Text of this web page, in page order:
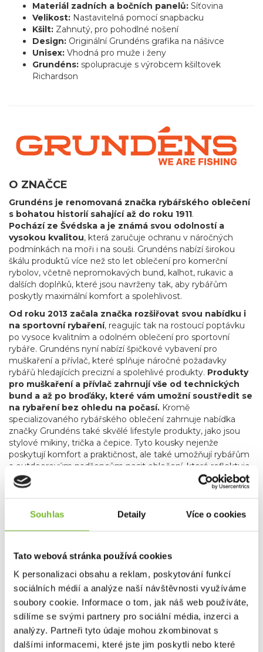
Souhlas Detaily Více o cookies
Tato webová stránka používá cookies
K personalizaci obsahu a reklam, poskytování funkcí
sociálních médií a analýze naší návštěvnosti využíváme
soubory cookie. Informace o tom, jak náš web používáte,
sdílíme se svými partnery pro sociální média, inzerci a
analýzy. Partneři tyto údaje mohou zkombinovat s
dalšími informacemi, které jste jim poskytli nebo které
Materiál zadních a bočních panelů: Síťovina
Velikost: Nastavitelná pomocí snapbacku
Kšilt: Zahnutý, pro pohodlné nošení
Design: Originální Grundéns grafika na nášivce
Unisex: Vhodná pro muže i ženy
Grundéns: spolupracuje s výrobcem kšiltovek
Richardson
O ZNAČCE
Grundéns je renomovaná značka rybářského oblečení
s bohatou historií sahající až do roku 1911.
Pochází ze Švédska a je známá svou odolností a
vysokou kvalitou, která zaručuje ochranu v náročných
podmínkách na moři i na souši. Grundéns nabízí širokou
škálu produktů více než sto let oblečení pro komerční
rybolov, včetně nepromokavých bund, kalhot, rukavic a
dalších doplňků, které jsou navrženy tak, aby rybářům
poskytly maximální komfort a spolehlivost.
Od roku 2013 začala značka rozšiřovat svou nabídku i
na sportovní rybaření, reagujíc tak na rostoucí poptávku
po vysoce kvalitním a odolném oblečení pro sportovní
rybáře. Grundéns nyní nabízí špičkové vybavení pro
muškaření a přívlač, které splňuje náročné požadavky
rybářů hledajících precizní a spolehlivé produkty. Produkty
pro muškaření a přívlač zahrnují vše od technických
bund a až po broďáky, které vám umožní soustředit se
na rybaření bez ohledu na počasí. Kromě
specializovaného rybářského oblečení zahrnuje nabídka
značky Grundéns také skvělé lifestyle produkty, jako jsou
stylové mikiny, trička a čepice. Tyto kousky nejenže
poskytují komfort a praktičnost, ale také umožňují rybářům
a outdoorovým nadšencům nosit oblečení, které reflektuje
jejich vášeň pro rybaření i v běžném životě.
volbou profesionálních i sportovních rybářů po celém
světě.Bez ohledu na to, zda jste na vodě nebo trávíte čas
suchu, teple a stylu. Přidejte se k tisícům spokojených
nejlepší rybářské oblečení na trhu.
Společnost MORIS design s.r.o., provozovateleshopu
SAVETHEDAY.CZ je hrdý exkluzivní distributor značky
Grundéns pro Českou republiku a Slovensko.